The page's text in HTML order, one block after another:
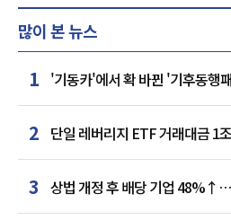
많이 본 뉴스
1 '기동카'에서 확 바뀐 '기후동행
카드사 경쟁
2 단일 레버리지 ETF 거래대금 1
3
상법 개정 후 배당 기업
최다'